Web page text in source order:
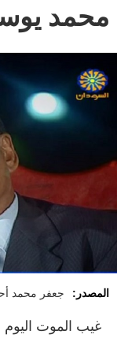
محمد
المصدر: جعفر محمد
غيب الموت اليوم